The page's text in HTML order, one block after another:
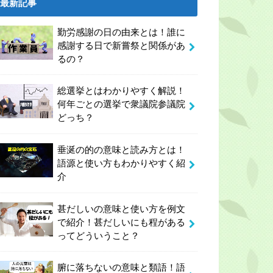
最新記事
勤労感謝の日の由来とは！誰に
感謝する日で新嘗祭と関係があ
るの？
総選挙とはわかりやすく解説！
何年ごとの選挙で衆議院参議院
どっち？
垂涎の的の意味と読み方とは！
語源と使い方もわかりやすく紹
介
甚だしいの意味と使い方を例文
で紹介！甚だしいにも程がある
ってどういうこと？
腑に落ちないの意味と類語！語